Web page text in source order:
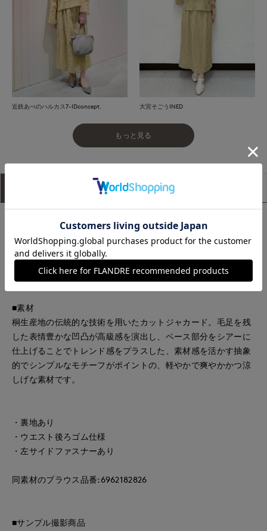
近鉄あべのハルカス7-IDconcept. 大宮そごうINED
もっと見る
サイズ詳細
広がり過ぎないロング丈のストレートシルエットのスカート。
ウエストタックとグログランテープ使いで表情を加え、ウエス
トバックはゴム仕様でイージーな着心地を実現。同素材のブラ
ウスとのセットアップもおすすめの一着です。
■素材
桐生産地の伝統的な技術を用いたカットジャカード。毛足を残
した表情豊かな凹凸が高級感を演出し、ベース部分をシアーに
仕上げることでトレンド感をプラスした、素材感を活かす抽象
的でシンプルなモチーフがポイントの、軽やかで爽やかかつ涼
しげな素材です。
・裏地あり
・ウエスト後ろゴム仕様
・左サイドファスナーあり
同素材のブラウス品番:6962182826
■サンプル撮影商品